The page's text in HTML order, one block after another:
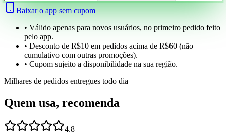
Baixar o app sem cupom
• Válido apenas para novos usuários, no primeiro pedido feito
pelo app.
• Desconto de R$10 em pedidos acima de R$60 (não
cumulativo com outras promoções).
• Cupom sujeito a disponibilidade na sua região.
Milhares de pedidos entregues todo dia
Quem usa, recomenda
4.8